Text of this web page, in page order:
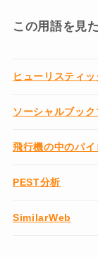
この用語を見
ヒューリスティッ
ソーシャルブック
飛行機の中のパ
PEST分析
SimilarWeb